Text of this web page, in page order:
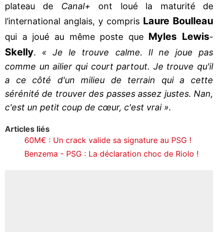
plateau de Canal+ ont loué la maturité de
l’international anglais, y compris Laure Boulleau
qui a joué au même poste que Myles Lewis-
Skelly. « Je le trouve calme. Il ne joue pas
comme un ailier qui court partout. Je trouve qu'il
a ce côté d'un milieu de terrain qui a cette
sérénité de trouver des passes assez justes. Nan,
c'est un petit coup de cœur, c'est vrai ».
Articles liés
60M€ : Un crack valide sa signature au PSG !
Benzema - PSG : La déclaration choc de Riolo !